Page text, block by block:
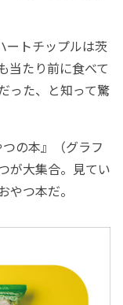
ートチップルは茨
当たり前に食べて
った、と知って驚
の本』（グラフ
が大集合。見てい
つ本だ。